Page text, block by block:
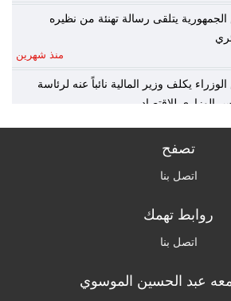
يتلقى رسالة تهنئة من نظيره
منذ شهرين
يكلف وزير المالية نائباً عنه لرئاسة
الوزاري للاقتصاد
أمن واستقرار دول الخليج يُعدّ جزءاً لا يتجزأ
الأمن القومي العربي
الكاملة لجلسة مجلس الوزراء اليوم
السلع الزراعية غير مشمولة بالتعرفة
تصفح
اتصل بنا
روابط تهمك
اتصل بنا
عبد الحسين الموسوي